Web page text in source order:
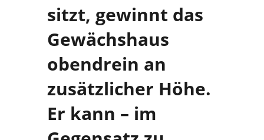
sitzt, gewinnt das
Gewächshaus
obendrein an
zusätzlicher Höhe.
Er kann – im